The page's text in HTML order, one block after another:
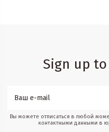
Sign up
Вы можете отписаться в любой
контактными данными в